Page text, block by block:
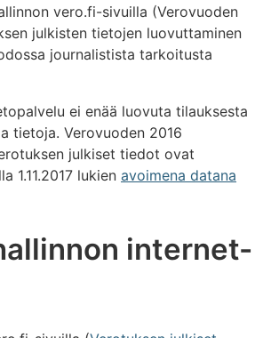
vero.fi-sivuilla (Verovuoden
julkisten tietojen luovuttaminen
journalistista tarkoitusta
ei enää luovuta tilauksesta
tietoja. Verovuoden 2016
julkiset tiedot ovat
1.11.2017 lukien avoimena datana
internet-